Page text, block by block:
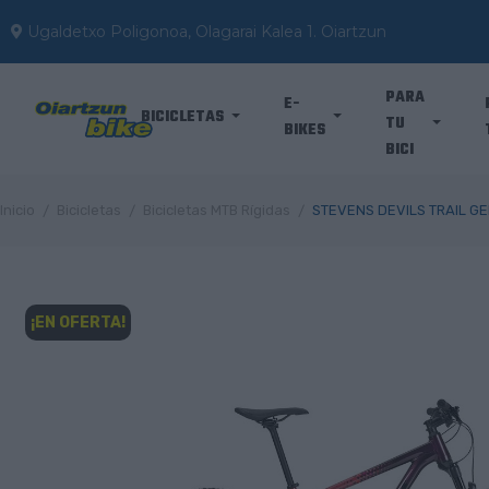
Ugaldetxo Poligonoa, Olagarai Kalea 1. Oiartzun
BICICLETAS
E-
BIKES
PARA
TU
BICI
STEVENS DEVILS TRAIL
¡EN OFERTA!